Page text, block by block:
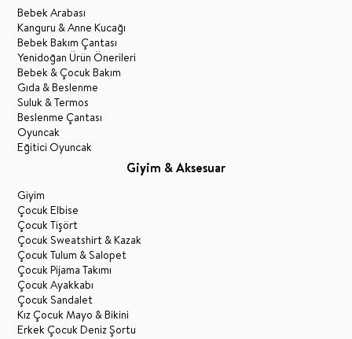
Bebek Arabası
Kanguru & Anne Kucağı
Bebek Bakım Çantası
Yenidoğan Ürün Önerileri
Bebek & Çocuk Bakım
Gıda & Beslenme
Suluk & Termos
Beslenme Çantası
Oyuncak
Eğitici Oyuncak
Giyim & Aksesuar
Giyim
Çocuk Elbise
Çocuk Tişört
Çocuk Sweatshirt & Kazak
Çocuk Tulum & Salopet
Çocuk Pijama Takımı
Çocuk Ayakkabı
Çocuk Sandalet
Kız Çocuk Mayo & Bikini
Erkek Çocuk Deniz Şortu